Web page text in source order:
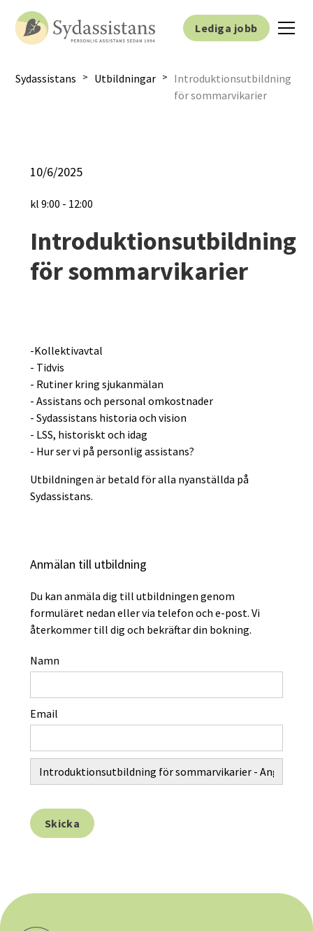
Lediga jobb
Sydassistans > Utbildningar > Introduktionsutbildning
för sommarvikarier
10/6/2025
kl 9:00 - 12:00
Introduktionsutbildning
för sommarvikarier
-Kollektivavtal
- Tidvis
- Rutiner kring sjukanmälan
- Assistans och personal omkostnader
- Sydassistans historia och vision
- LSS, historiskt och idag
- Hur ser vi på personlig assistans?
Utbildningen är betald för alla nyanställda på
Sydassistans.
Anmälan till utbildning
Du kan anmäla dig till utbildningen genom
formuläret nedan eller via telefon och e-post. Vi
återkommer till dig och bekräftar din bokning.
Namn
Email